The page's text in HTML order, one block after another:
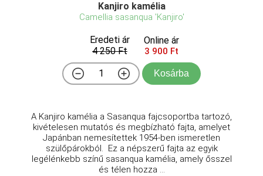
Kanjiro kamélia
Camellia sasanqua 'Kanjiro'
Eredeti ár
4 250 Ft
Online ár
3 900 Ft
Kosárba
A Kanjiro kamélia a Sasanqua fajcsoportba tartozó,
kivételesen mutatós és megbízható fajta, amelyet
Japánban nemesítettek 1954-ben ismeretlen
szülőpárokból. Ez a népszerű fajta az egyik
legélénkebb színű sasanqua kamélia, amely ősszel
és télen hozza ...